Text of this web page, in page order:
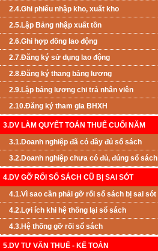
2.4.Ghi phiếu nhập kho, xuất kho
2.5.Lập Bảng nhập xuất tồn
2.6.Ghi hợp đồng lao động
2.7.Đăng ký sử dụng lao động
2.8.Đăng ký thang bảng lương
2.9.Lập bảng lương chi trả nhân viên
2.10.Đăng ký tham gia BHXH
3.DV LÀM QUYẾT TOÁN THUẾ CUỐI NĂM
3.1.Doanh nghiệp đã có đầy đủ sổ sách
3.2.Doanh nghiệp chưa có đủ, đúng sổ sách
4.DV GỠ RỐI SỔ SÁCH CŨ BỊ SAI SÓT
4.1.Vì sao cần phải gỡ rối sổ sách bị sai sót
4.2.Lợi ích khi hệ thống lại sổ sách
4.3.Hệ thống gỡ rối sổ sách
5.DV TƯ VẤN THUẾ - KẾ TOÁN